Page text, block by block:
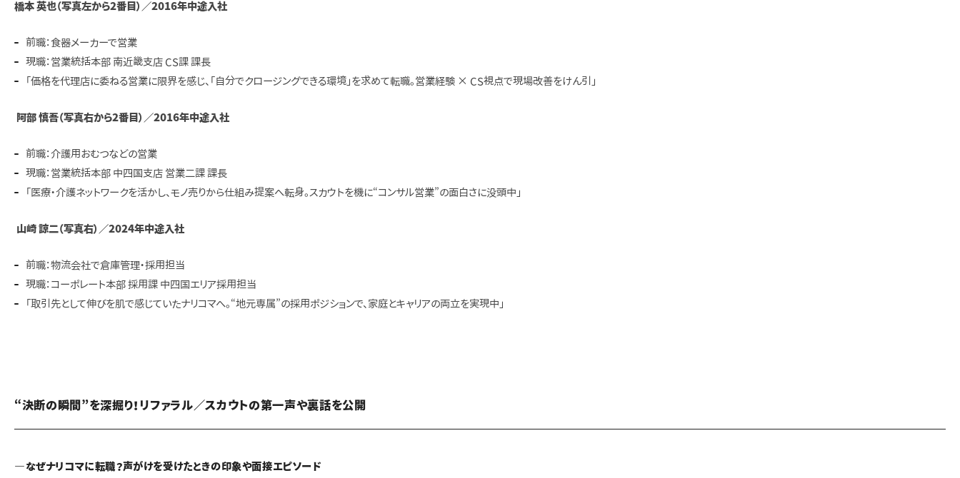
橋本 英也（写真左から2番目）／2016年中途入社
前職：食器メーカーで営業
現職：営業統括本部 南近畿支店 CS課 課長
「価格を代理店に委ねる営業に限界を感じ、「自分でクロージングできる環境」を求めて転職。営業経験 × CS視点で現場改善をけん引」
阿部 慎吾（写真右から2番目）／2016年中途入社
前職：介護用おむつなどの営業
現職：営業統括本部 中四国支店 営業二課 課長
「医療・介護ネットワークを活かし、モノ売りから仕組み提案へ転身。スカウトを機に“コンサル営業”の面白さに没頭中」
山崎 諒二（写真右）／2024年中途入社
前職：物流会社で倉庫管理・採用担当
現職：コーポレート本部 採用課 中四国エリア採用担当
「取引先として伸びを肌で感じていたナリコマへ。“地元専属”の採用ポジションで、家庭とキャリアの両立を実現中」
“決断の瞬間”を深掘り！リファラル／スカウトの第一声や裏話を公開
―なぜナリコマに転職？声がけを受けたときの印象や面接エピソード